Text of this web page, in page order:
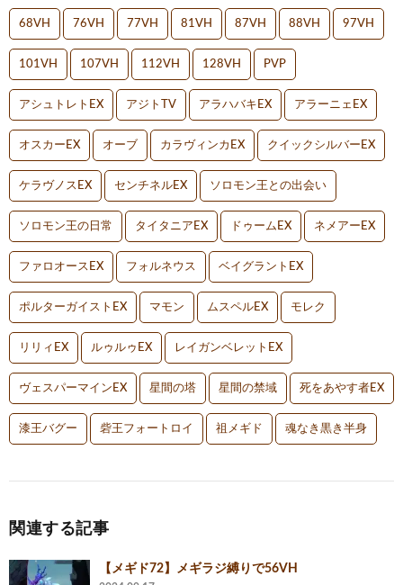
68VH 76VH 77VH 81VH 87VH 88VH 97VH
101VH 107VH 112VH 128VH PVP
アシュトレトEX アジトTV アラハバキEX アラーニェEX
オスカーEX オーブ カラヴィンカEX クイックシルバーEX
ケラヴノスEX センチネルEX ソロモン王との出会い
ソロモン王の日常 タイタニアEX ドゥームEX ネメアーEX
ファロオースEX フォルネウス ベイグラントEX
ポルターガイストEX マモン ムスペルEX モレク
リリィEX ルゥルゥEX レイガンベレットEX
ヴェスパーマインEX 星間の塔 星間の禁域 死をあやす者EX
漆王バグー 砦王フォートロイ 祖メギド 魂なき黒き半身
関連する記事
【メギド72】メギラジ縛りで56VH